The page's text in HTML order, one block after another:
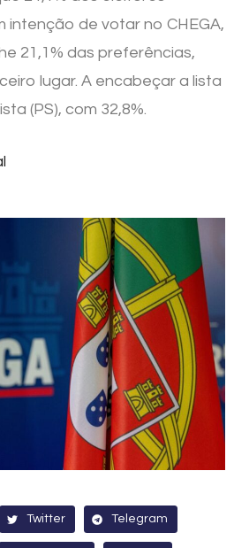
intenção de votar no CHEGA,
21,1% das preferências,
lugar. A encabeçar a lista
(PS), com 32,8%.
Twitter Telegram